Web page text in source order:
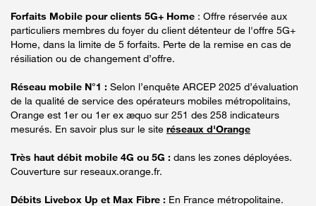
Forfaits Mobile pour clients 5G+ Home : Offre réservée aux
particuliers membres du foyer du client détenteur de l'offre 5G+
Home, dans la limite de 5 forfaits. Perte de la remise en cas de
résiliation ou de changement d’offre.
Réseau mobile N°1 : Selon l’enquête ARCEP 2025 d’évaluation
de la qualité de service des opérateurs mobiles métropolitains,
Orange est 1er ou 1er ex æquo sur 251 des 258 indicateurs
mesurés. En savoir plus sur le site réseaux d'Orange
Très haut débit mobile 4G ou 5G : dans les zones déployées.
Couverture sur reseaux.orange.fr.
Débits Livebox Up et Max Fibre : En France métropolitaine.